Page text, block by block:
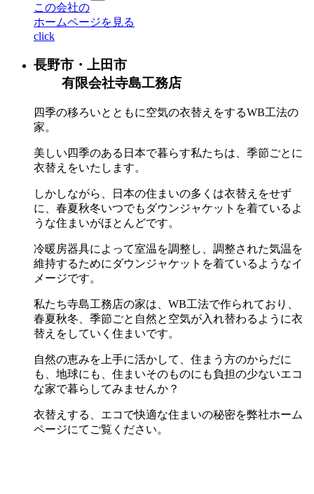
この会社の
ホームページを見る
click
長野市・上田市
有限会社寺島工務店
四季の移ろいとともに空気の衣替えをするWB工法の
家。
美しい四季のある日本で暮らす私たちは、季節ごとに
衣替えをいたします。
しかしながら、日本の住まいの多くは衣替えをせず
に、春夏秋冬いつでもダウンジャケットを着ているよ
うな住まいがほとんどです。
冷暖房器具によって室温を調整し、調整された気温を
維持するためにダウンジャケットを着ているようなイ
メージです。
私たち寺島工務店の家は、WB工法で作られており、
春夏秋冬、季節ごと自然と空気が入れ替わるように衣
替えをしていく住まいです。
自然の恵みを上手に活かして、住まう方のからだに
も、地球にも、住まいそのものにも負担の少ないエコ
な家で暮らしてみませんか？
衣替えする、エコで快適な住まいの秘密を弊社ホーム
ページにてご覧ください。